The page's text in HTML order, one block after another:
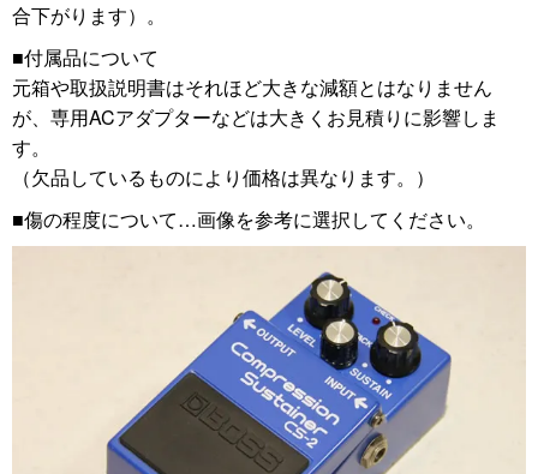
合下がります）。
■付属品について
元箱や取扱説明書はそれほど大きな減額とはなりません
が、専用ACアダプターなどは大きくお見積りに影響しま
す。
（欠品しているものにより価格は異なります。）
■傷の程度について…画像を参考に選択してください。